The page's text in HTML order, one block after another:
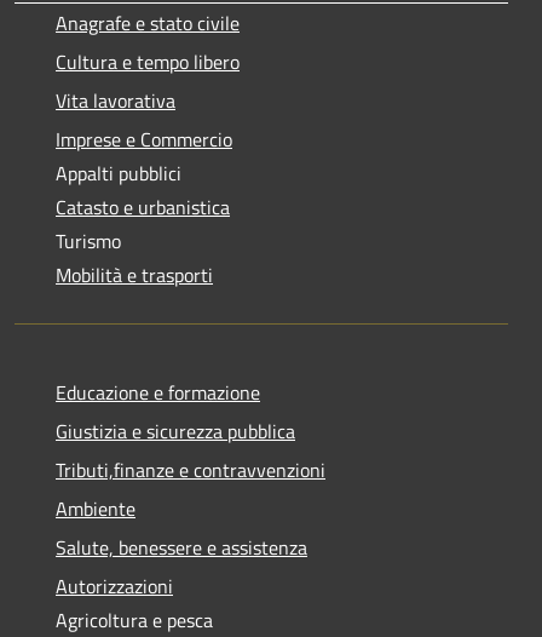
Anagrafe e stato civile
Cultura e tempo libero
Vita lavorativa
Imprese e Commercio
Appalti pubblici
Catasto e urbanistica
Turismo
Mobilità e trasporti
Educazione e formazione
Giustizia e sicurezza pubblica
Tributi,finanze e contravvenzioni
Ambiente
Salute, benessere e assistenza
Autorizzazioni
Agricoltura e pesca